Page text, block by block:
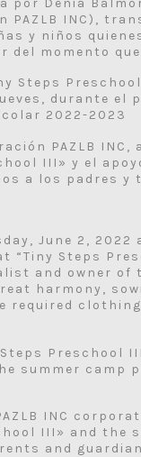
INC),
y niños
del momento
Steps
durante el
2022-2023
PAZLB
III» y el
a los padres
June 2,
“Tiny Steps
and owner of
harmony,
required
Preschool
summer camp
INC
III» and
and